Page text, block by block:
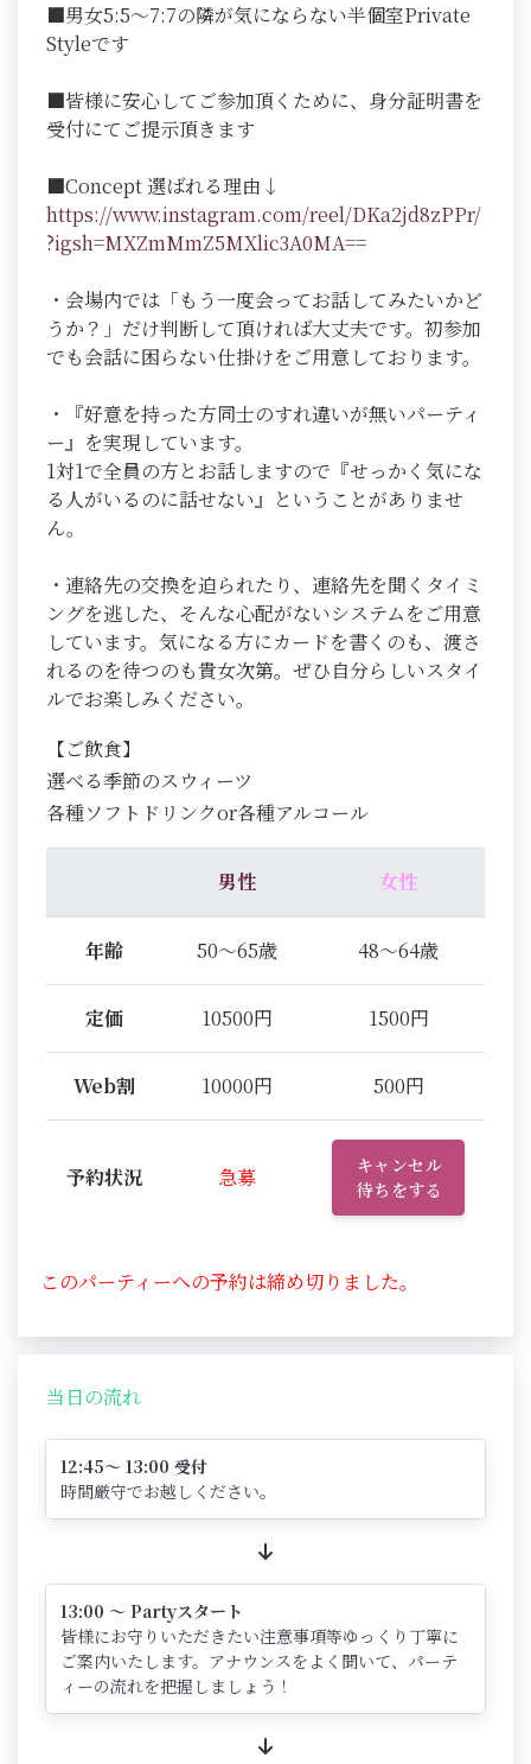
■男女5:5～7:7の隣が気にならない半個室Private
Styleです
■皆様に安心してご参加頂くために、身分証明書を
受付にてご提示頂きます
■Concept 選ばれる理由↓
https://www.instagram.com/reel/DKa2jd8zPPr/
?igsh=MXZmMmZ5MXlic3A0MA==
・会場内では「もう一度会ってお話してみたいかど
うか？」だけ判断して頂ければ大丈夫です。初参加
でも会話に困らない仕掛けをご用意しております。
・『好意を持った方同士のすれ違いが無いパーティ
ー』を実現しています。
1対1で全員の方とお話しますので『せっかく気にな
る人がいるのに話せない』ということがありませ
ん。
・連絡先の交換を迫られたり、連絡先を聞くタイミ
ングを逃した、そんな心配がないシステムをご用意
しています。気になる方にカードを書くのも、渡さ
れるのを待つのも貴女次第。ぜひ自分らしいスタイ
ルでお楽しみください。
【ご飲食】
選べる季節のスウィーツ
各種ソフトドリンクor各種アルコール
男性 女性
年齢 50～65歳 48～64歳
定価 10500円 1500円
Web割 10000円 500円
予約状況 急募
キャンセル
待ちをする
このパーティーへの予約は締め切りました。
当日の流れ
12:45～ 13:00 受付
時間厳守でお越しください。
13:00 ～ Partyスタート
皆様にお守りいただきたい注意事項等ゆっくり丁寧に
ご案内いたします。アナウンスをよく聞いて、パーテ
ィーの流れを把握しましょう！